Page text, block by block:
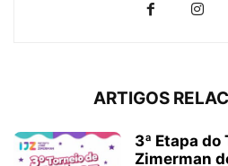
ARTIGOS
3ª Etapa do
Zimerman